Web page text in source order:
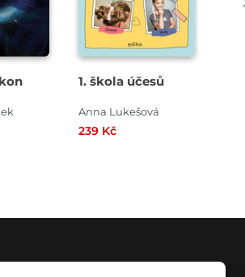
1. škola účesů
Anna Lukešová
239 Kč